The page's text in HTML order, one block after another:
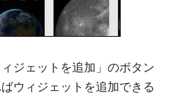
ジェットを追加」のボタン
ウィジェットを追加できる